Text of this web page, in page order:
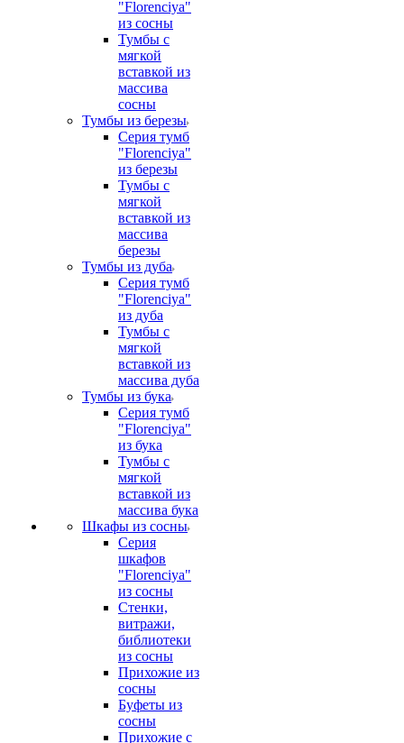
"Florenciya"
из сосны
Тумбы с
мягкой
вставкой из
массива
сосны
Тумбы из березы
Серия тумб
"Florenciya"
из березы
Тумбы с
мягкой
вставкой из
массива
березы
Тумбы из дуба
Серия тумб
"Florenciya"
из дуба
Тумбы с
мягкой
вставкой из
массива дуба
Тумбы из бука
Серия тумб
"Florenciya"
из бука
Тумбы с
мягкой
вставкой из
массива бука
Шкафы из сосны
Серия
шкафов
"Florenciya"
из сосны
Стенки,
витражи,
библиотеки
из сосны
Прихожие из
сосны
Буфеты из
сосны
Прихожие с